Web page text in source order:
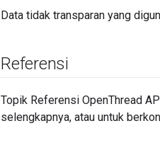
Data tidak transparan yang
Referensi
Topik Referensi OpenThread
selengkapnya, atau untuk